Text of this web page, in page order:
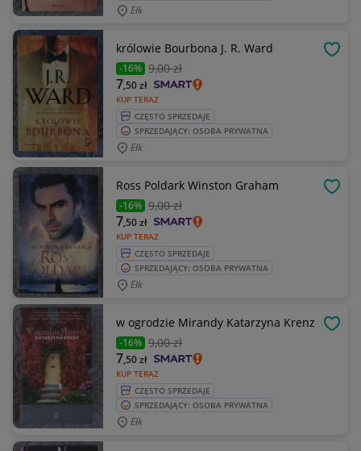
Ełk
królowie Bourbona J. R. Ward
-16% 9,00 zł
KUP TERAZ
7,50zł
CZĘSTO SPRZEDAJE
SPRZEDAJĄCY: OSOBA PRYWATNA
Ełk
Ross Poldark Winston Graham
-16% 9,00 zł
KUP TERAZ
7,50zł
CZĘSTO SPRZEDAJE
SPRZEDAJĄCY: OSOBA PRYWATNA
Ełk
w ogrodzie Mirandy Katarzyna Krenz
-16% 9,00 zł
KUP TERAZ
7,50zł
CZĘSTO SPRZEDAJE
SPRZEDAJĄCY: OSOBA PRYWATNA
Ełk